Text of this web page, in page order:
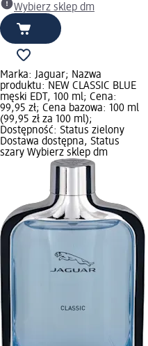
Wybierz sklep dm
Marka: Jaguar; Nazwa
produktu: NEW CLASSIC BLUE
męski EDT, 100 ml; Cena:
99,95 zł; Cena bazowa: 100 ml
(99,95 zł za 100 ml);
Dostępność: Status zielony
Dostawa dostępna, Status
szary Wybierz sklep dm